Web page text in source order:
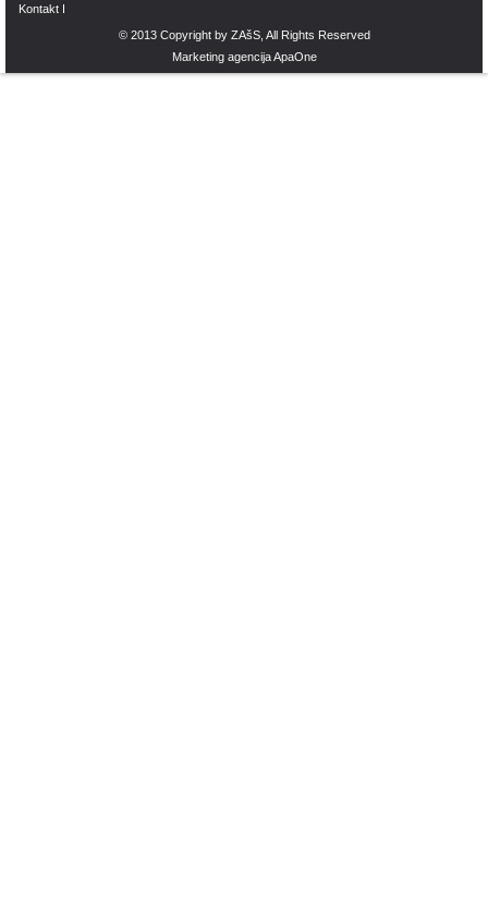
Kontakt
© 2013 Copyright by ZAšS, All Rights Reserved
Marketing agencijaApaOne